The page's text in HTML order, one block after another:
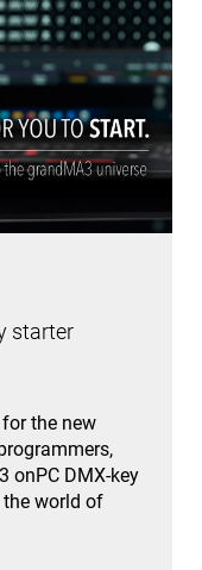
starter
the new
onPC DMX-key
world of